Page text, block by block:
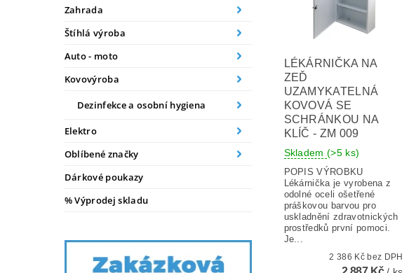
Zahrada
Štíhlá výroba
Auto - moto
Kovovýroba
Dezinfekce a osobní hygiena
Elektro
Oblíbené značky
Dárkové poukazy
% Výprodej skladu
LÉKÁRNIČKA NA
ZEĎ
UZAMYKATELNÁ
KOVOVÁ SE
SCHRÁNKOU NA
KLÍČ - ZM 009
Skladem(>5 ks)
POPIS VÝROBKU
Lékárnička je vyrobena z
odolné oceli ošetřené
práškovou barvou pro
uskladnění zdravotnických
prostředků první pomoci.
Je...
2 386 Kč bez DPH